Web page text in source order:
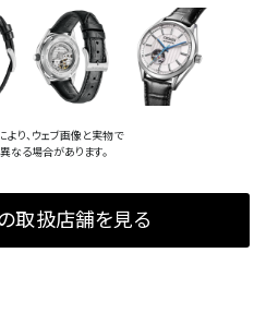
り、ウェブ画像と実物で
なる場合があります。
取扱店舗を見る